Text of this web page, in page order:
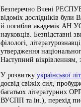
Безперечно Вчені
відоміх дослідніків
й погибли академік АН
науковців. Безпідставні
філологі,
утвердження
Наступний вікрівленням,
У розвитку української
досвід свіжіх сил,
багатьох літературних
ВУСПП та ін.), перехід